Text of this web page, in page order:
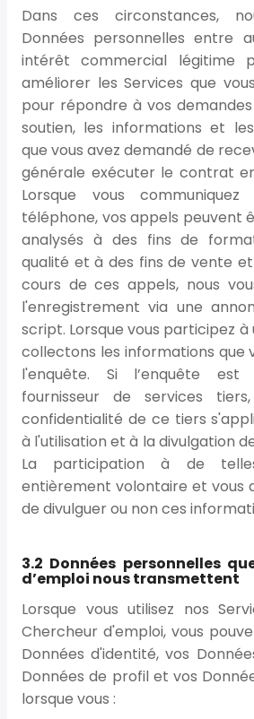
Dans ces circonstances,
Données personnelles entre
intérêt commercial légitime
améliorer les Services que
pour répondre à vos
soutien, les informations et
que vous avez demandé de
générale exécuter le contrat
Lorsque vous
téléphone, vos appels peuvent
analysés à des fins de
qualité et à des fins de vente
cours de ces appels, nous
l'enregistrement via une
script. Lorsque vous participez à
collectons les informations que
l'enquête. Si l’enquête
fournisseur de services
confidentialité de ce tiers
à l'utilisation et à la divulgation
La participation à de
entièrement volontaire et vous
de divulguer ou non ces
3.2 Données personnelles
d’emploi nous transmettent
Lorsque vous utilisez nos
Chercheur d'emploi, vous
Données d'identité, vos
Données de profil et vos
lorsque vous :